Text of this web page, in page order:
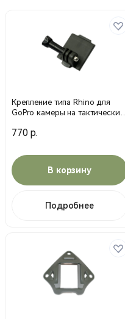
Крепление типа Rhino для
GoPro камеры на тактический
770 р.
В корзину
Подробнее